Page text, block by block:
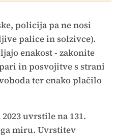
policija pa ne nosi
palice in solzivce).
enakost - zakonite
in posvojitve s strani
ter enako plačilo
uvrstile na 131.
miru. Uvrstitev